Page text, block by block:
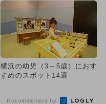
横浜の幼児（3～5歳）におす
すめのスポット14選
Recommended by